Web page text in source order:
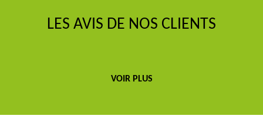
LES AVIS DE NOS CLIENTS
VOIR PLUS